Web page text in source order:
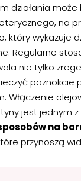
działania może
na
który wykazuje
Regularne
nie tylko
paznokcie
Włączenie
jest jednym z
na
przynoszą